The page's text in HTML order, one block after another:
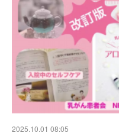
2025.10.01 08:05